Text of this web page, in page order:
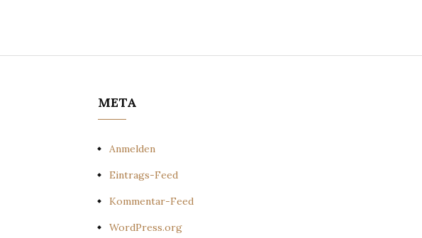
META
Anmelden
Eintrags-Feed
Kommentar-Feed
WordPress.org